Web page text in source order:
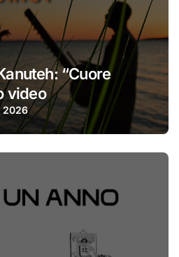
“Cuore
video
2026